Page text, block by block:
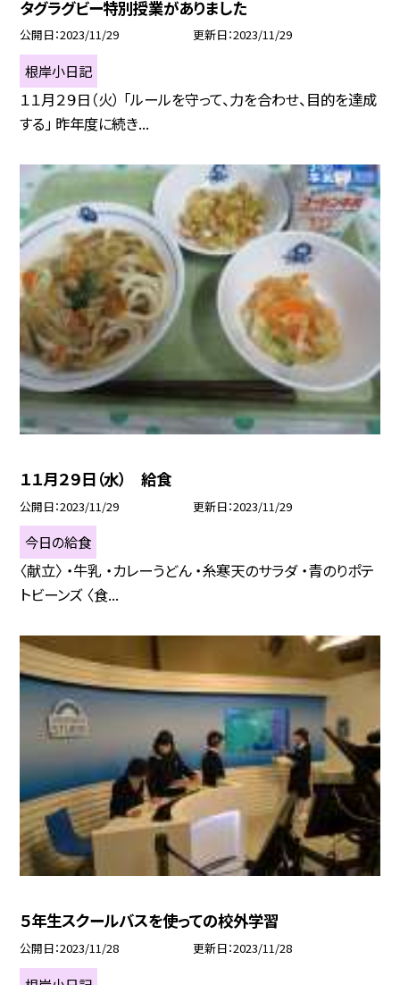
タグラグビー特別授業がありました
公開日 2023/11/29 更新日 2023/11/29
根岸小日記
１１月２９日（火） 「ルールを守って、力を合わせ、目的を達成
する」 昨年度に続き...
１１月２９日（水） 給食
公開日 2023/11/29 更新日 2023/11/29
今日の給食
〈献立〉 ・牛乳 ・カレーうどん ・糸寒天のサラダ ・青のりポテ
トビーンズ 〈食...
５年生スクールバスを使っての校外学習
公開日 2023/11/28 更新日 2023/11/28